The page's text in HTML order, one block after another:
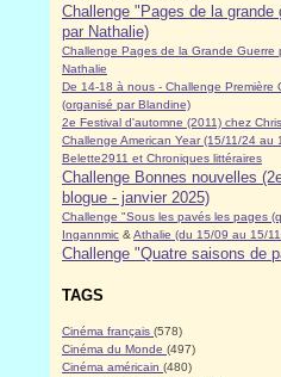
Challenge "Pages de la grande
par Nathalie)
Challenge Pages de la Grande Guerre
Nathalie
De 14-18 à nous - Challenge Première
(organisé par Blandine)
2e Festival d'automne (2011) chez
Challenge American Year (15/11/24 au
Belette2911 et Chroniques littéraires
Challenge Bonnes nouvelles
blogue - janvier 2025)
Challenge "Sous les pavés les pages
Ingannmic & Athalie (du 15/09 au 15/
Challenge "Quatre saisons de
TAGS
Cinéma français (578)
Cinéma du Monde (497)
Cinéma américain (480)